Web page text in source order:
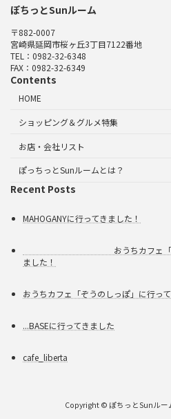
ぽちっとSunルーム
〒882-0007
宮崎県延岡市桜ヶ丘3丁目7122番地
TEL：0982-32-6348
FAX：0982-32-6349
Contents
HOME
ショッピング＆グルメ特集
お店・会社リスト
ぽっちっとSunルームとは？
Recent Posts
MAHOGANYに行ってきました！
おうちカフェ「ぞうのし
ました！
おうちカフェ「ぞうのしっぽ」に行っ
...BASEに行ってきました
cafe_liberta
Copyright © ぽちっとSunルー